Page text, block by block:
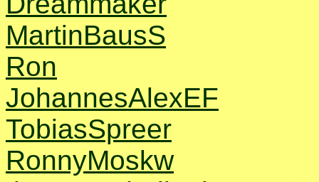
MartinBausS
Ron
JohannesAlexEF
TobiasSpreer
RonnyMoskw